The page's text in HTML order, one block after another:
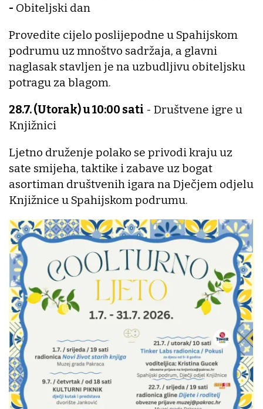
- Obiteljski dan
Provedite cijelo poslijepodne u Spahijskom
podrumu uz mnoštvo sadržaja, a glavni
naglasak stavljen je na uzbudljivu obiteljsku
potragu za blagom.
28.7. (Utorak) u 10:00 sati - Društvene igre u
Knjižnici
Ljetno druženje polako se privodi kraju uz
sate smijeha, taktike i zabave uz bogat
asortiman društvenih igara na Dječjem odjelu
Knjižnice u Spahijskom podrumu.